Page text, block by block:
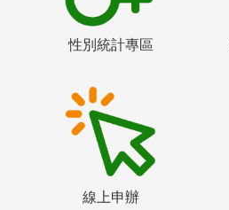
性別統計專區
線上申辦